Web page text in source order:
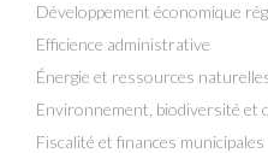
Développement économique
Efficience administrative
Énergie et ressources
Environnement, biodiversité et
Fiscalité et finances municipales